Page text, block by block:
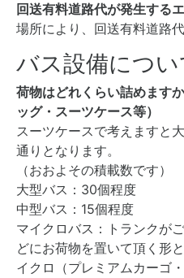
回送有料道路代が発生する
場所により、回送有料道路代
バス設備につい
荷物はどれくらい詰めます
ッグ・スーツケース等）
スーツケースで考えますと
通りとなります。
（おおよその積載数です）
大型バス：30個程度
中型バス：15個程度
マイクロバス：トランクが
どにお荷物を置いて頂く形
イクロ（プレミアムカーゴ